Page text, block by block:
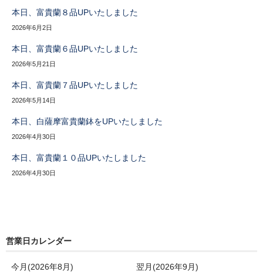
本日、富貴蘭８品UPいたしました
2026年6月2日
本日、富貴蘭６品UPいたしました
2026年5月21日
本日、富貴蘭７品UPいたしました
2026年5月14日
本日、白薩摩富貴蘭鉢をUPいたしました
2026年4月30日
本日、富貴蘭１０品UPいたしました
2026年4月30日
営業日カレンダー
今月(2026年8月)
翌月(2026年9月)